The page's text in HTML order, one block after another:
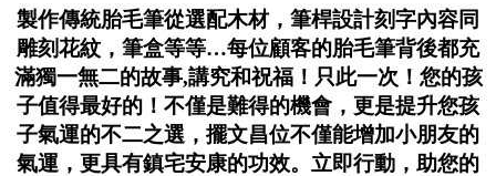
製作傳統胎毛筆從選配木材，筆桿設計刻字內容同
雕刻花紋，筆盒等等…每位顧客的胎毛筆背後都充
滿獨一無二的故事,講究和祝福！只此一次！您的孩
子值得最好的！不僅是難得的機會，更是提升您孩
子氣運的不二之選，擺文昌位不僅能增加小朋友的
氣運，更具有鎮宅安康的功效。立即行動，助您的